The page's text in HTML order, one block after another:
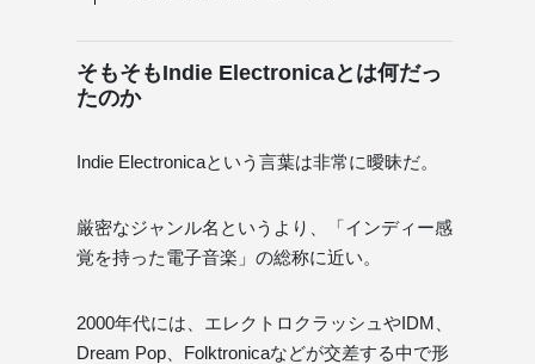
そもそもIndie Electronicaとは何だっ
たのか
Indie Electronicaという言葉は非常に曖昧だ。
厳密なジャンル名というより、「インディー感
覚を持った電子音楽」の総称に近い。
2000年代には、エレクトロクラッシュやIDM、
Dream Pop、Folktronicaなどが交差する中で形